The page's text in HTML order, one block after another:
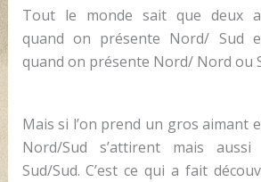
Tout le monde sait que deux
quand on présente Nord/ Sud
quand on présente Nord/ Nord ou
Mais si l’on prend un gros aimant
Nord/Sud s’attirent mais
Sud/Sud. C’est ce qui a fait